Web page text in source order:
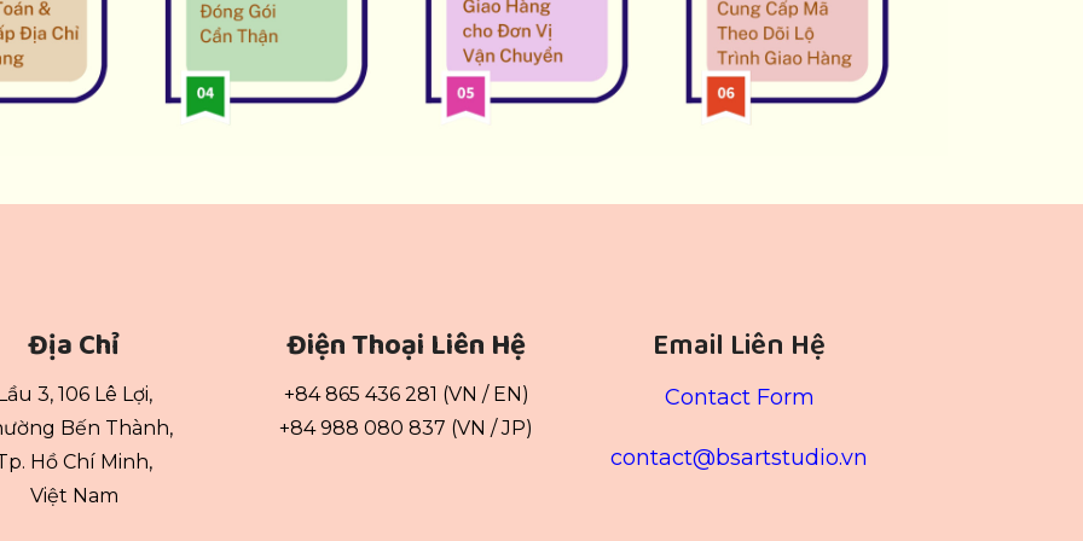
Địa Chỉ
3, 106 Lê Lợi,
Bến Thành,
Hồ Chí Minh,
Việt Nam
Điện Thoại Liên Hệ
+84 865 436 281 (VN / EN)
+84 988 080 837 (VN / JP)
Email Liên Hệ
Contact Form
contact@bsartstudio.vn